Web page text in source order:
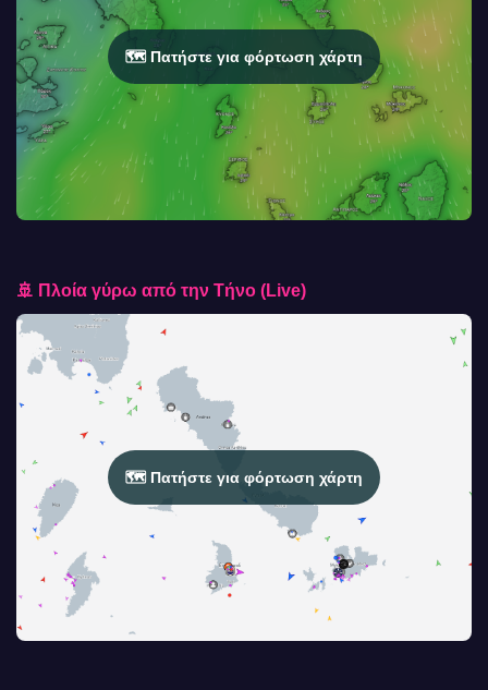
🗺️ Πατήστε για φόρτωση χάρτη
🚢 Πλοία γύρω από την Τήνο (Live)
🗺️ Πατήστε για φόρτωση χάρτη